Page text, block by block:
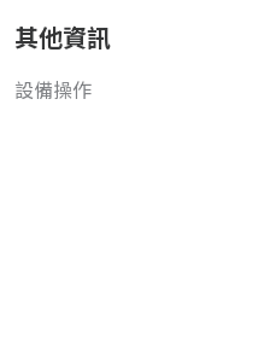
其他資訊
設備操作